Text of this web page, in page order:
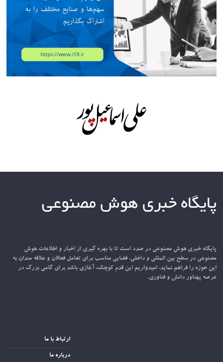
پایگاه خبری هوش مصنوعی
پایگاه خبری هوش مصنوعی در صدد است تا با بهره گیری از اخبار و اطلاعات هوش
مصنوعی در سطح بین المللی و داخلی، فضایی مناسب برای تعامل فعالان و علاقه مندان به
این حوزه را فراهم نماید. امیدواریم این قدم کوچک، آغازی باشد برای گامی بزرگ در
عرصه پهناور دانش و فناوری.
ارتباط با ما
درباره ما